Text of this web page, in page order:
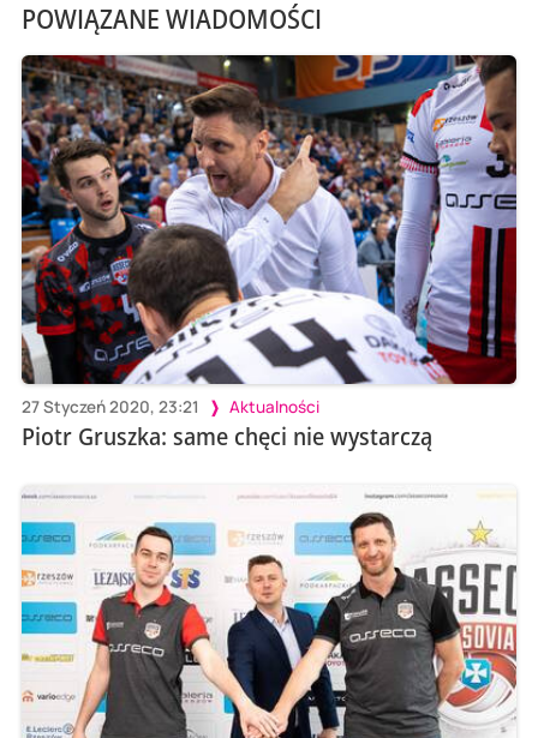
POWIĄZANE WIADOMOŚCI
27 Styczeń 2020, 23:21 Aktualności
Piotr Gruszka: same chęci nie wystarczą